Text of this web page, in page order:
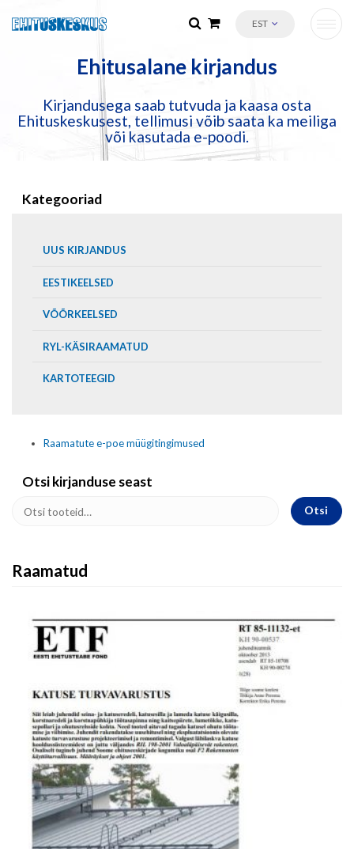
EST
Ehitusalane kirjandus
Kirjandusega saab tutvuda ja kaasa osta
Ehituskeskusest, tellimusi võib saata ka meiliga
või kasutada e-poodi.
Kategooriad
UUS KIRJANDUS
EESTIKEELSED
VÕÕRKEELSED
RYL-KÄSIRAAMATUD
KARTOTEEGID
Raamatute e-poe müügitingimused
Otsi kirjanduse seast
Otsi
Raamatud